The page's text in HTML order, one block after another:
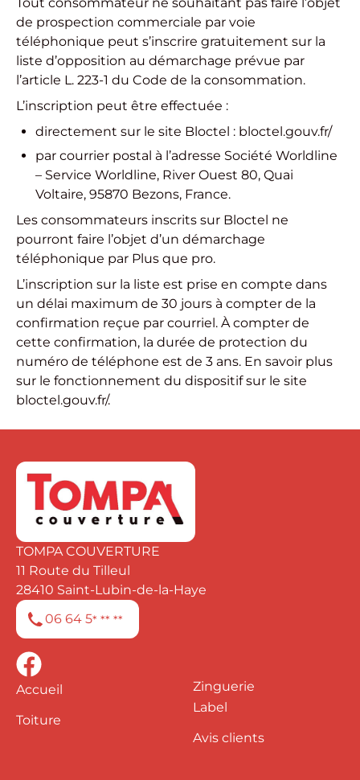
de prospection commerciale par voie
téléphonique peut s’inscrire gratuitement sur la
liste d’opposition au démarchage prévue par
l’article L. 223-1 du Code de la consommation.
L’inscription peut être effectuée :
directement sur le site Bloctel : bloctel.gouv.fr/
par courrier postal à l’adresse Société Worldline
– Service Worldline, River Ouest 80, Quai
Voltaire, 95870 Bezons, France.
Les consommateurs inscrits sur Bloctel ne
pourront faire l’objet d’un démarchage
téléphonique par Plus que pro.
L’inscription sur la liste est prise en compte dans
un délai maximum de 30 jours à compter de la
confirmation reçue par courriel. À compter de
cette confirmation, la durée de protection du
numéro de téléphone est de 3 ans. En savoir plus
sur le fonctionnement du dispositif sur le site
bloctel.gouv.fr/.
TOMPA COUVERTURE
11 Route du Tilleul
28410 Saint-Lubin-de-la-Haye
06 64 5* ** **
Accueil
Toiture
Zinguerie
Label
Avis clients